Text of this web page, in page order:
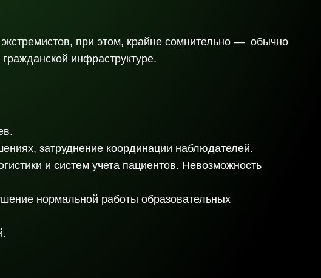
при этом, крайне сомнительно — обычно
инфраструктуре.
затруднение координации наблюдателей.
и систем учета пациентов. Невозможность
нормальной работы образовательных